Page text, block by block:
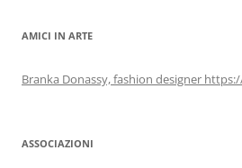
AMICI IN ARTE
Branka Donassy, fashion designer
ASSOCIAZIONI